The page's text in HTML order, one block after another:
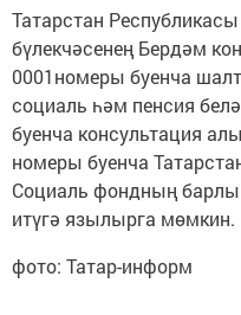
Татарстан
бүлекчәсенең Бердәм
0001номеры буенча
социаль һәм пенсия
буенча консультация
номеры буенча
Социаль фондның
итүгә язылырга мөмкин.
фото: Татар-информ